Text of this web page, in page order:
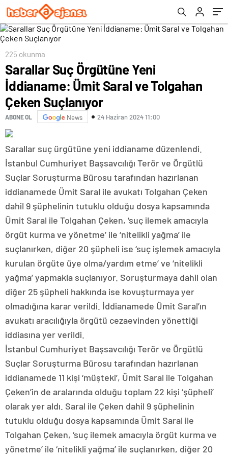
225 okunma
Sarallar Suç Örgütüne Yeni
İddianame: Ümit Saral ve Tolgahan
Çeken Suçlanıyor
ABONE OL News 24 Haziran 2024 11:00
Sarallar suç ürgütüne yeni iddianame düzenlendi.
İstanbul Cumhuriyet Başsavcılığı Terör ve Örgütlü
Suçlar Soruşturma Bürosu tarafından hazırlanan
iddianamede Ümit Saral ile avukatı Tolgahan Çeken
dahil 9 şüphelinin tutuklu olduğu dosya kapsamında
Ümit Saral ile Tolgahan Çeken, ‘suç ilemek amacıyla
örgüt kurma ve yönetme’ ile ‘nitelikli yağma’ ile
suçlanırken, diğer 20 şüpheli ise ‘suç işlemek amacıyla
kurulan örgüte üye olma/yardım etme’ ve ‘nitelikli
yağma’ yapmakla suçlanıyor. Soruşturmaya dahil olan
diğer 25 şüpheli hakkında ise kovuşturmaya yer
olmadığına karar verildi. İddianamede Ümit Saral’ın
avukatı aracılığıyla örgütü cezaevinden yönettiği
iddiasına yer verildi.
İstanbul Cumhuriyet Başsavcılığı Terör ve Örgütlü
Suçlar Soruşturma Bürosu tarafından hazırlanan
iddianamede 11 kişi ‘müşteki’, Ümit Saral ile Tolgahan
Çeken’in de aralarında olduğu toplam 22 kişi ‘şüpheli’
olarak yer aldı. Saral ile Çeken dahil 9 şüphelinin
tutuklu olduğu dosya kapsamında Ümit Saral ile
Tolgahan Çeken, ‘suç ilemek amacıyla örgüt kurma ve
yönetme’ ile ‘nitelikli yağma’ ile suçlanırken, diğer 20